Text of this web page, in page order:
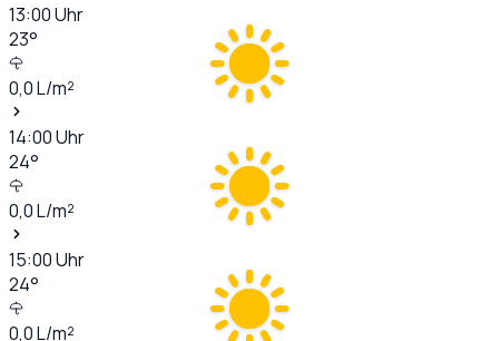
13:00Uhr
23°
0,0L/m²
14:00Uhr
24°
0,0L/m²
15:00Uhr
24°
0,0L/m²